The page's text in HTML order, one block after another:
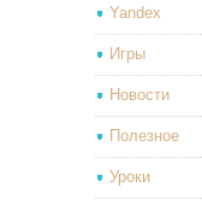
Yandex
Игры
Новости
Полезное
Уроки